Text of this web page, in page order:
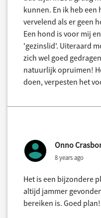
kunnen. En ik heb
vervelend als er geen
Een hond is voor mij
'gezinslid'. Uiteraard
zich wel goed
natuurlijk opruimen!
doen, verpesten het
Onno
8 years ago
Het is een bijzondere
altijd jammer
bereiken is. Goed plan!